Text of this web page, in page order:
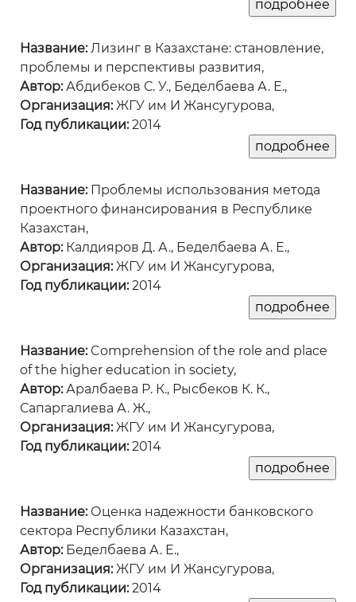
Название:Лизинг в Казахстане: становление,
проблемы и перспективы развития,
Автор:Абдибеков С. У., Беделбаева А. Е.,
Организация:ЖГУ им И Жансугурова,
Год публикации:2014
Название:Проблемы использования метода
проектного финансирования в Республике
Казахстан,
Автор:Калдияров Д. А., Беделбаева А. Е.,
Организация:ЖГУ им И Жансугурова,
Год публикации:2014
Название:Comprehension of the role and place
of the higher education in society,
Автор:Аралбаева Р. К., Рысбеков К. К.,
Сапаргалиева А. Ж.,
Организация:ЖГУ им И Жансугурова,
Год публикации:2014
Название:Оценка надежности банковского
сектора Республики Казахстан,
Автор:Беделбаева А. Е.,
Организация:ЖГУ им И Жансугурова,
Год публикации:2014